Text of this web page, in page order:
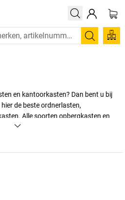
Zoeken
en kantoorkasten? Dan bent u bij
de beste ordnerlasten,
Alle soorten opbergkasten en
Zorg ervoor dat u de juiste